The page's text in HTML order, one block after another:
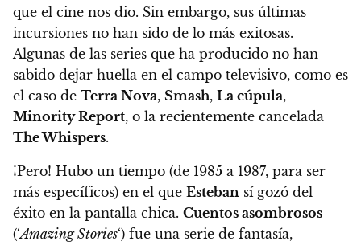
que el cine nos dio. Sin embargo, sus últimas
incursiones no han sido de lo más exitosas.
Algunas de las series que ha producido no han
sabido dejar huella en el campo televisivo, como es
el caso de Terra Nova, Smash, La cúpula,
Minority Report, o la recientemente cancelada
The Whispers.
¡Pero! Hubo un tiempo (de 1985 a 1987, para ser
más específicos) en el que Esteban sí gozó del
éxito en la pantalla chica. Cuentos asombrosos
(‘Amazing Stories‘) fue una serie de fantasía,